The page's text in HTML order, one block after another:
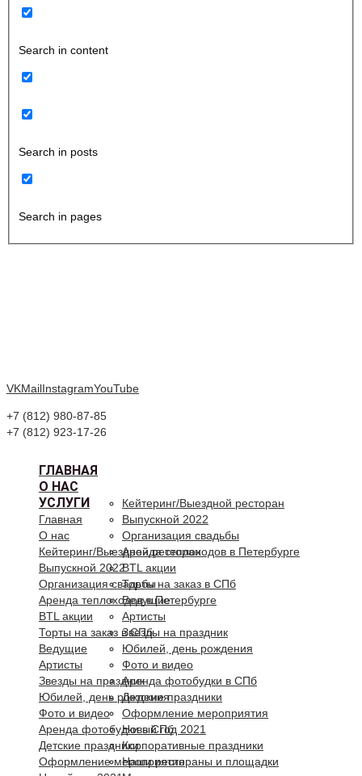
Search in content
Search in posts
Search in pages
VKMailInstagramYouTube
+7 (812) 980-87-85
+7 (812) 923-17-26
ГЛАВНАЯ
О НАС
УСЛУГИ
Кейтеринг/Выездной ресторан
Выпускной 2022
Организация свадьбы
Аренда теплоходов в Петербурге
BTL акции
Торты на заказ в СПб
Ведущие
Артисты
Звезды на праздник
Юбилей, день рождения
Фото и видео
Аренда фотобудки в СПб
Детские праздники
Оформление мероприятия
Новый год 2021
Корпоративные праздники
Наши рестораны и площадки
Главная
О нас
Кейтеринг/Выездной ресторан
Выпускной 2022
Организация свадьбы
Аренда теплоходов в Петербурге
BTL акции
Торты на заказ в СПб
Ведущие
Артисты
Звезды на праздник
Юбилей, день рождения
Фото и видео
Аренда фотобудки в СПб
Детские праздники
Оформление мероприятия